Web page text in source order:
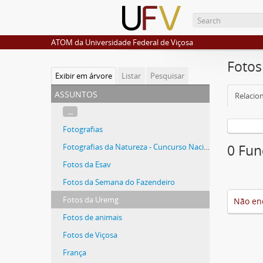
ATOM da Universidade Federal de Viçosa
Exibir em árvore Listar Pesquisar
assuntos
...
Fotografias
Fotografias da Natureza - Cuncurso Nacional
Fotos da Esav
Fotos da Semana do Fazendeiro
Fotos da Uremg
Fotos de animais
Fotos de Viçosa
França
0
Não